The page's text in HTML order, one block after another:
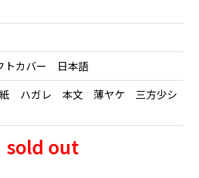
カバー 日本語
紙 ハガレ 本文 薄ヤケ 三方少シ
sold out